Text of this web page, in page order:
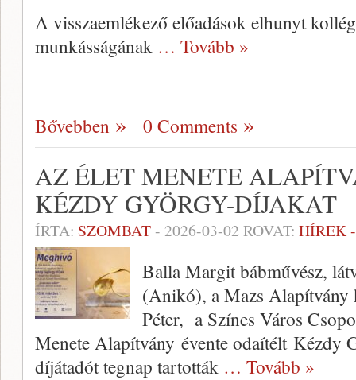
A visszaemlékező előadások elhunyt
munkásságának … Tovább »
Bővebben 0 Comments
AZ ÉLET MENETE
KÉZDY GYÖRGY-DÍJAKAT
ÍRTA: SZOMBAT- 2026-03-02 ROVAT: HÍREK
Balla Margit bábművész,
(Anikó), a Mazs Alapítvány
Péter, a Színes Város
Menete Alapítvány évente odaítélt Kézdy
díjátadót tegnap tartották … Tovább »